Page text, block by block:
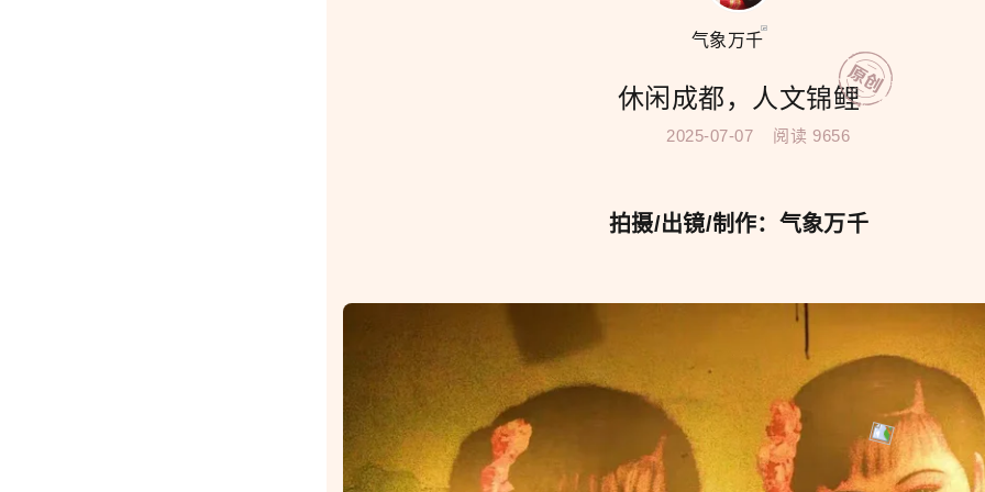
气象万千
休闲成都，人文锦鲤
2025-07-07 阅读 9656
拍摄/出镜/制作：气象万千